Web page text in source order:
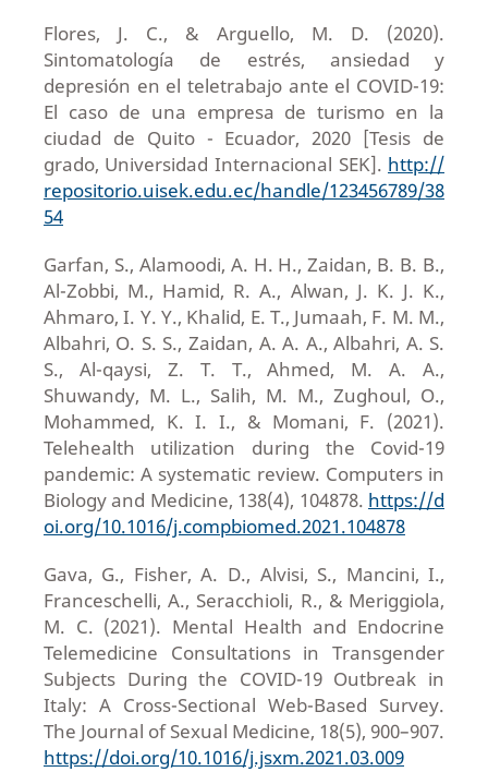
Flores, J. C., & Arguello, M. D. (2020).
Sintomatología de estrés, ansiedad y
depresión en el teletrabajo ante el COVID-19:
El caso de una empresa de turismo en la
ciudad de Quito - Ecuador, 2020 [Tesis de
grado, Universidad Internacional SEK]. http://
repositorio.uisek.edu.ec/handle/123456789/38
54
Garfan, S., Alamoodi, A. H. H., Zaidan, B. B. B.,
Al-Zobbi, M., Hamid, R. A., Alwan, J. K. J. K.,
Ahmaro, I. Y. Y., Khalid, E. T., Jumaah, F. M. M.,
Albahri, O. S. S., Zaidan, A. A. A., Albahri, A. S.
S., Al-qaysi, Z. T. T., Ahmed, M. A. A.,
Shuwandy, M. L., Salih, M. M., Zughoul, O.,
Mohammed, K. I. I., & Momani, F. (2021).
Telehealth utilization during the Covid-19
pandemic: A systematic review. Computers in
Biology and Medicine, 138(4), 104878. https://d
oi.org/10.1016/j.compbiomed.2021.104878
Gava, G., Fisher, A. D., Alvisi, S., Mancini, I.,
Franceschelli, A., Seracchioli, R., & Meriggiola,
M. C. (2021). Mental Health and Endocrine
Telemedicine Consultations in Transgender
Subjects During the COVID-19 Outbreak in
Italy: A Cross-Sectional Web-Based Survey.
The Journal of Sexual Medicine, 18(5), 900–907.
https://doi.org/10.1016/j.jsxm.2021.03.009